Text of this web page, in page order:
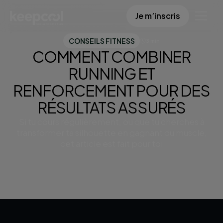
Je m’inscris
Comment combiner running et renforcement
CONSEILS FITNESS
COMMENT COMBINER
RUNNING ET
RENFORCEMENT POUR DES
RÉSULTATS ASSURÉS